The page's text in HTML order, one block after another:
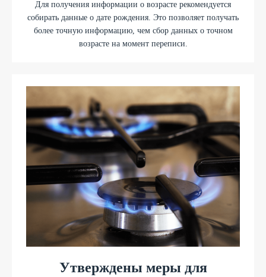
Для получения информации о возрасте рекомендуется
собирать данные о дате рождения. Это позволяет получать
более точную информацию, чем сбор данных о точном
возрасте на момент переписи.
Утверждены меры для